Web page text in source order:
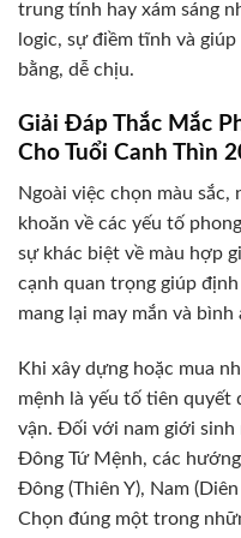
trung tính hay xám sáng
logic, sự điềm tĩnh và
bằng, dễ chịu.
Giải Đáp Thắc Mắc
Cho Tuổi Canh Thìn
Ngoài việc chọn màu sắc,
khoăn về các yếu tố
sự khác biệt về màu hợp
cạnh quan trọng giúp
mang lại may mắn và
Khi xây dựng hoặc mua
mệnh là yếu tố tiên quyết
vận. Đối với nam giới sinh
Đông Tứ Mệnh, các
Đông (Thiên Y), Nam
Chọn đúng một trong